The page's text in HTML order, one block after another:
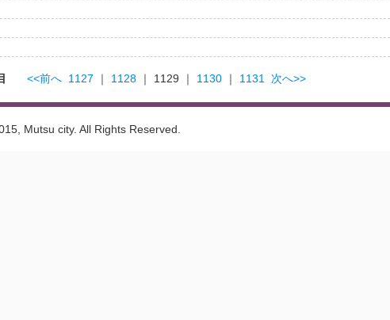
<<前へ 1127 ｜ 1128 ｜ 1129 ｜ 1130 ｜ 1131 次へ>>
Mutsu city. All Rights Reserved.